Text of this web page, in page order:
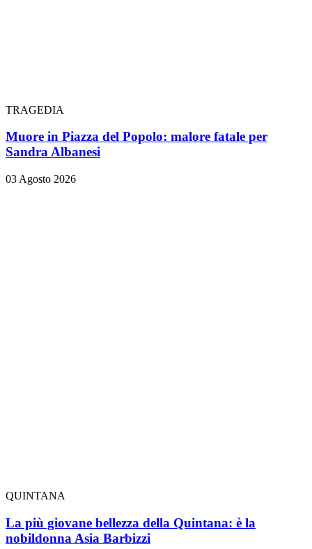
TRAGEDIA
Muore in Piazza del Popolo: malore fatale per
Sandra Albanesi
03 Agosto 2026
QUINTANA
La più giovane bellezza della Quintana: è la
nobildonna Asia Barbizzi